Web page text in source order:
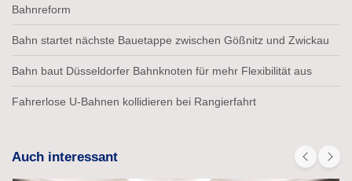
Bahnreform
Bahn startet nächste Bauetappe zwischen Gößnitz und Zwickau
Bahn baut Düsseldorfer Bahnknoten für mehr Flexibilität aus
Fahrerlose U-Bahnen kollidieren bei Rangierfahrt
Auch interessant